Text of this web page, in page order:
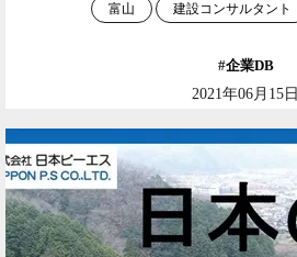
富山 建設コンサルタント
企業DB
2021年06月15日